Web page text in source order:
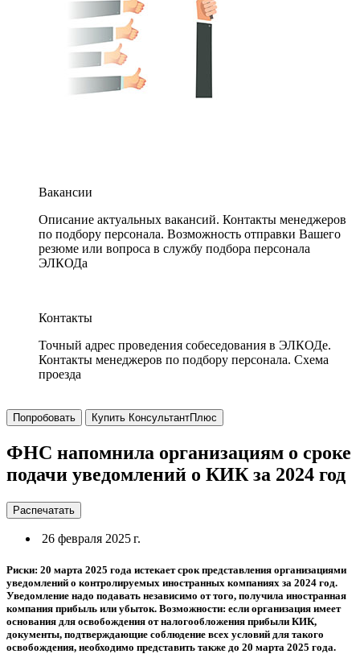
Вакансии
Описание актуальных вакансий. Контакты менеджеров
по подбору персонала. Возможность отправки Вашего
резюме или вопроса в службу подбора персонала
ЭЛКОДа
Контакты
Точный адрес проведения собеседования в ЭЛКОДе.
Контакты менеджеров по подбору персонала. Схема
проезда
Попробовать Купить КонсультантПлюс
ФНС напомнила организациям о сроке
подачи уведомлений о КИК за 2024 год
Распечатать
26 февраля 2025 г.
Риски: 20 марта 2025 года истекает срок представления организациями
уведомлений о контролируемых иностранных компаниях за 2024 год.
Уведомление надо подавать независимо от того, получила иностранная
компания прибыль или убыток. Возможности: если организация имеет
основания для освобождения от налогообложения прибыли КИК,
документы, подтверждающие соблюдение всех условий для такого
освобождения, необходимо представить также до 20 марта 2025 года.